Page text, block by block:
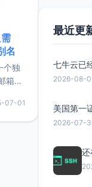
名
个独
箱等
较有
惠的
07-01
最近更
2026-08-
2026-07-